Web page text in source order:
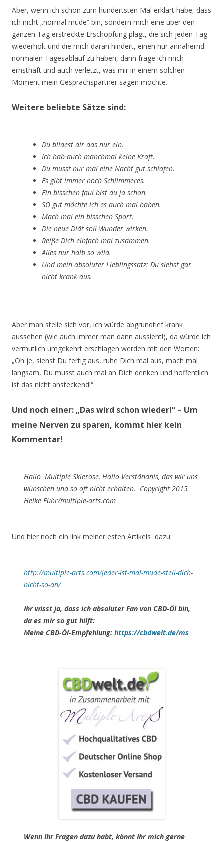
Aber, wenn ich schon zum hundertsten Mal erklärt habe, dass
ich nicht „normal müde“ bin, sondern mich eine über den
ganzen Tag erstreckte Erschöpfung plagt, die sich jeden Tag
wiederholt und die mich daran hindert, einen nur annähernd
normalen Tagesablauf zu haben, dann frage ich mich
ernsthaft und auch verletzt, was mir in einem solchen
Moment mein Gesprächspartner sagen möchte.
Weitere beliebte Sätze sind:
Du bildest dir das nur ein.
Ich hab auch manchmal keine Kraft.
Du musst nur mal eine Nacht gut schlafen.
Es gibt immer noch Schlimmeres.
Ein bisschen faul bist du ja schon.
SO gut möchte ich es auch mal haben.
Mach mal ein bisschen Sport.
Die neue Diät soll Wunder wirken.
Reiße Dich einfach mal zusammen.
Alles nur halb so wild.
Und mein absoluter Lieblingssatz: Du siehst gar
nicht krank aus.
Aber man stelle sich vor, ich würde abgrundtief krank
aussehen (wie auch immer man dann aussieht!), da würde ich
vermutlich umgekehrt erschlagen werden mit den Worten:
„Oh je, siehst Du fertig aus, ruhe Dich mal aus, mach mal
langsam, Du musst auch mal an Dich denken und hoffentlich
ist das nicht ansteckend!“
Und noch einer: „Das wird schon wieder!“ – Um
meine Nerven zu sparen, kommt hier kein
Kommentar!
Hallo Multiple Sklerose, Hallo Verständnis, das wir uns
wünschen und so oft nicht erhalten. Copyright 2015
Heike Führ/multiple-arts.com
Und hier noch ein link meiner esten Artikels dazu:
http://multiple-arts.com/jeder-ist-mal-mude-stell-dich-
nicht-so-an/
Ihr wisst ja, dass ich absoluter Fan von CBD-Öl bin,
da es mir so gut hilft:
Meine CBD-Öl-Empfehlung: https://cbdwelt.de/ms
Wenn Ihr Fragen dazu habt, könnt Ihr mich gerne